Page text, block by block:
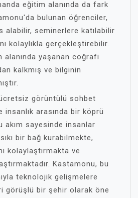
eğitim alanında da fark
bulunan öğrenciler,
alabilir, seminerlere katılabilir
kolaylıkla gerçekleştirebilir.
alanında yaşanan coğrafi
kalkmış ve bilginin
görüntülü sohbet
insanlık arasında bir köprü
akım sayesinde insanlar
bir bağ kurabilmekte,
kolaylaştırmakta ve
Kastamonu, bu
teknolojik gelişmelere
görüşlü bir şehir olarak öne